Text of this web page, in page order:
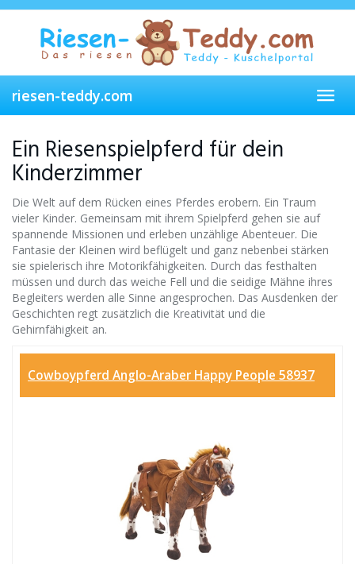
Skip
riesen-teddy.com
Ein Riesenspielpferd für dein
Kinderzimmer
Die Welt auf dem Rücken eines Pferdes erobern. Ein Traum
vieler Kinder. Gemeinsam mit ihrem Spielpferd gehen sie auf
spannende Missionen und erleben unzählige Abenteuer. Die
Fantasie der Kleinen wird beflügelt und ganz nebenbei stärken
sie spielerisch ihre Motorikfähigkeiten. Durch das festhalten
müssen und durch das weiche Fell und die seidige Mähne ihres
Begleiters werden alle Sinne angesprochen. Das Ausdenken der
Geschichten regt zusätzlich die Kreativität und die
Gehirnfähigkeit an.
Cowboypferd Anglo-Araber Happy People 58937